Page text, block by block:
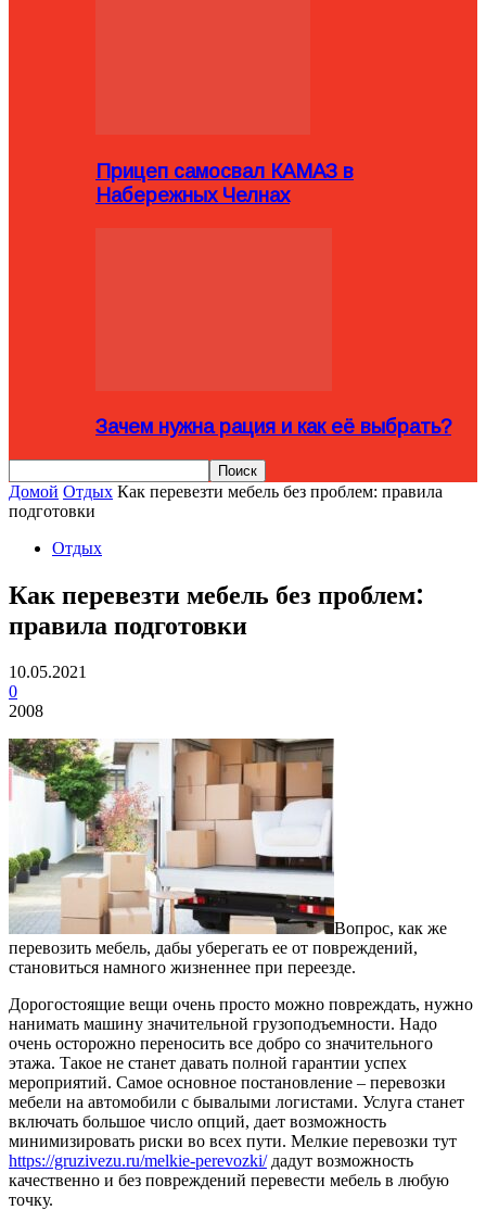
Прицеп самосвал КАМАЗ в
Набережных Челнах
Зачем нужна рация и как её выбрать?
Домой Отдых Как перевезти мебель без проблем: правила
подготовки
Отдых
Как перевезти мебель без проблем:
правила подготовки
10.05.2021
0
2008
Вопрос, как же
перевозить мебель, дабы уберегать ее от повреждений,
становиться намного жизненнее при переезде.
Дорогостоящие вещи очень просто можно повреждать, нужно
нанимать машину значительной грузоподъемности. Надо
очень осторожно переносить все добро со значительного
этажа. Такое не станет давать полной гарантии успех
мероприятий. Самое основное постановление – перевозки
мебели на автомобили с бывалыми логистами. Услуга станет
включать большое число опций, дает возможность
минимизировать риски во всех пути. Мелкие перевозки тут
https://gruzivezu.ru/melkie-perevozki/дадут возможность
качественно и без повреждений перевести мебель в любую
точку.